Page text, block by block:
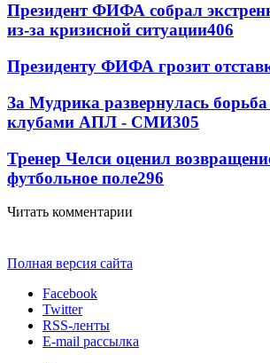
Президент ФИФА собрал
из-за кризисной ситуации406
Президенту ФИФА грозит
За Мудрика развернулась
клубами АПЛ - СМИ305
Тренер Челси оценил
футбольное поле296
Читать комментарии
Полная версия сайта
Facebook
Twitter
RSS-ленты
E-mail рассылка